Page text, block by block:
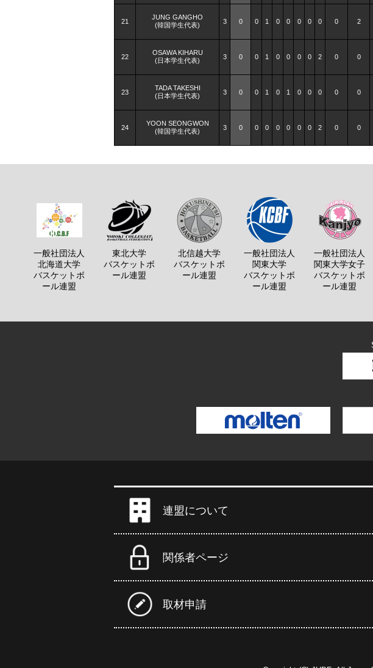
21
JUNG GANGHO
(韓国学生代表)
3 0 0 1 0 0 0 0 0 0 2
22
OSAWA KIHARU
(日本学生代表)
3 0 0 1 0 0 0 0 2 0 0
23
TADA TAKESHI
(日本学生代表)
3 0 0 1 0 1 0 0 0 0 0
24
YOON SEONGWON
(韓国学生代表)
3 0 0 0 0 0 0 0 2 0 0
一般社団法人
北海道大学
バスケットボ
ール連盟
東北大学
バスケットボ
ール連盟
北信越大学
バスケットボ
ール連盟
一般社団法人
関東大学
バスケットボ
ール連盟
一般社団法人
関東大学女子
バスケットボ
ール連盟
連盟について
関係者ページ
取材申請